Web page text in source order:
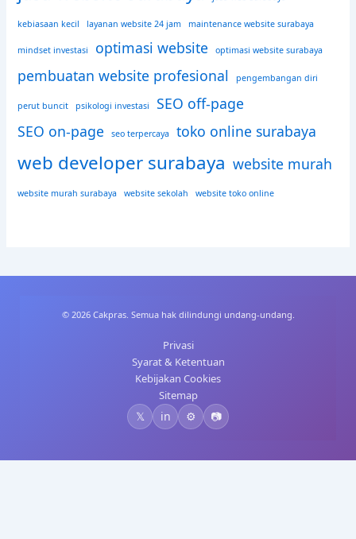
kebiasaan kecil layanan website 24 jam maintenance website surabaya
mindset investasi optimasi website optimasi website surabaya
pembuatan website profesional pengembangan diri
perut buncit psikologi investasi
SEO off-page
SEO on-page
seo terpercaya toko online surabaya
web developer surabaya website murah
website murah surabaya website sekolah website toko online
© 2026 Cakpras. Semua hak dilindungi undang-undang.
Privasi
Syarat & Ketentuan
Kebijakan Cookies
Sitemap
𝕏 in ⚙️ 📷